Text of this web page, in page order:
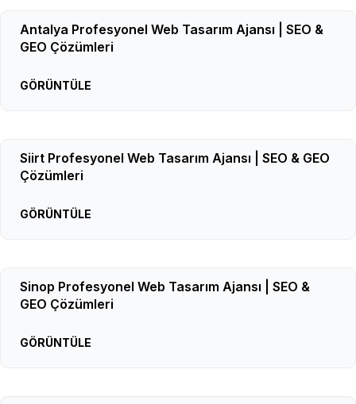
Antalya Profesyonel Web Tasarım Ajansı | SEO &
GEO Çözümleri
GÖRÜNTÜLE
Siirt Profesyonel Web Tasarım Ajansı | SEO & GEO
Çözümleri
GÖRÜNTÜLE
Sinop Profesyonel Web Tasarım Ajansı | SEO &
GEO Çözümleri
GÖRÜNTÜLE